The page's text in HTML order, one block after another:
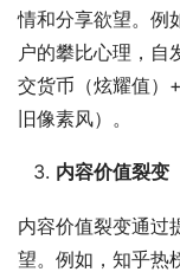
情和分享欲望。例
户的攀比心理，
交货币（炫耀值）
旧像素风）。
内容价值裂变
内容价值裂变通过
望。例如，知乎热